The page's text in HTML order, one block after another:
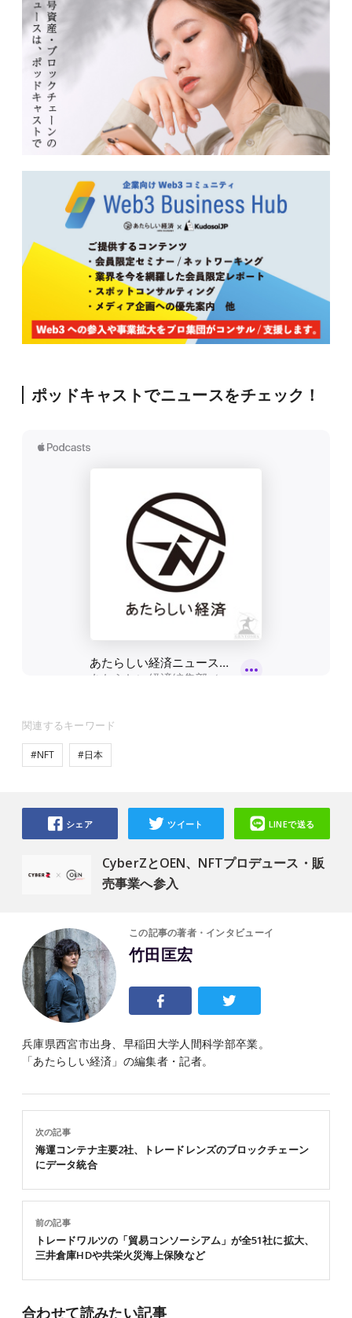
ポッドキャストでニュースをチェック！
関連するキーワード
#NFT #日本
CyberZとOEN、NFTプロデュース・販
売事業へ参入
シェア ツイート LINEで送る
この記事の著者・インタビューイ
竹田匡宏
兵庫県西宮市出身、早稲田大学人間科学部卒業。
「あたらしい経済」の編集者・記者。
前の記事
トレードワルツの「貿易コンソーシアム」が全51社に拡大、
三井倉庫HDや共栄火災海上保険など
次の記事
海運コンテナ主要2社、トレードレンズのブロックチェーン
にデータ統合
合わせて読みたい記事